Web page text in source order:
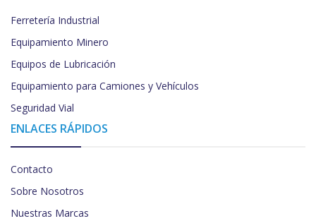
Ferretería Industrial
Equipamiento Minero
Equipos de Lubricación
Equipamiento para Camiones y Vehículos
Seguridad Vial
ENLACES RÁPIDOS
Contacto
Sobre Nosotros
Nuestras Marcas